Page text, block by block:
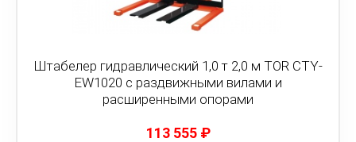
Штабелер гидравлический 1,0 т 2,0 м TOR CTY-
EW1020 с раздвижными вилами и
расширенными опорами
113 555 ₽